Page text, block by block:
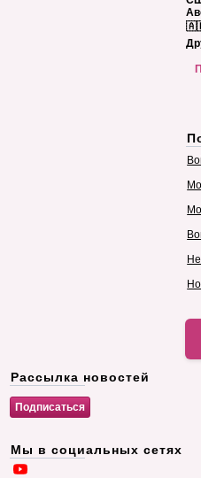
Рассылка новостей
Мы в социальных сетях